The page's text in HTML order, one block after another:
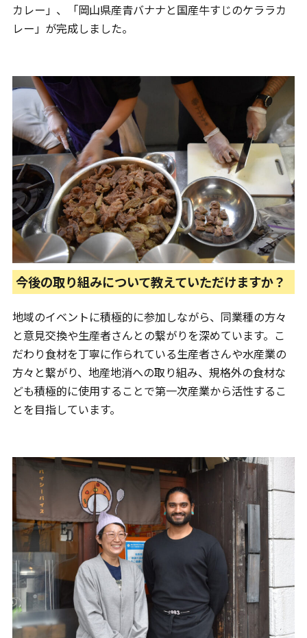
カレー」、「岡山県産青バナナと国産牛すじのケララカ
レー」が完成しました。
今後の取り組みについて教えていただけますか？
地域のイベントに積極的に参加しながら、同業種の方々
と意見交換や生産者さんとの繋がりを深めています。こ
だわり食材を丁寧に作られている生産者さんや水産業の
方々と繋がり、地産地消への取り組み、規格外の食材な
ども積極的に使用することで第一次産業から活性するこ
とを目指しています。